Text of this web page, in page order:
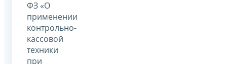
ФЗ «О
применении
контрольно-
кассовой
техники
при